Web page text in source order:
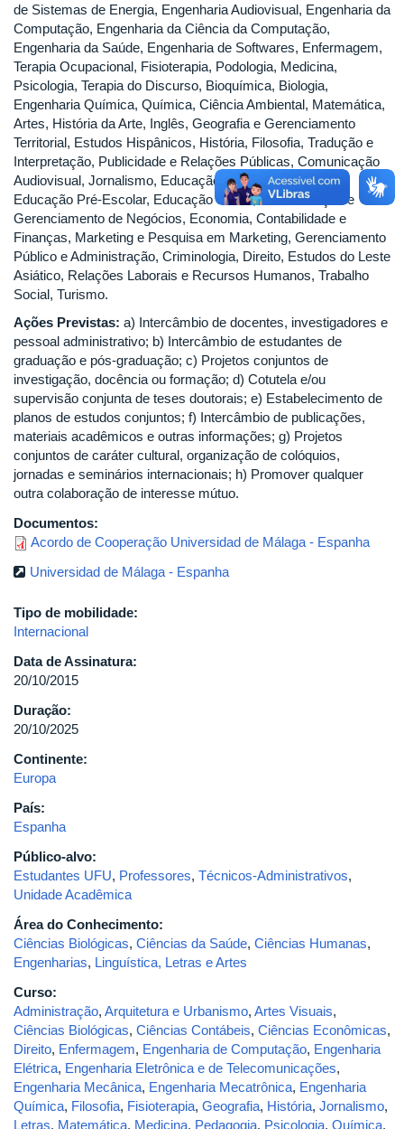
de Sistemas de Energia, Engenharia Audiovisual, Engenharia da
Computação, Engenharia da Ciência da Computação,
Engenharia da Saúde, Engenharia de Softwares, Enfermagem,
Terapia Ocupacional, Fisioterapia, Podologia, Medicina,
Psicologia, Terapia do Discurso, Bioquímica, Biologia,
Engenharia Química, Química, Ciência Ambiental, Matemática,
Artes, História da Arte, Inglês, Geografia e Gerenciamento
Territorial, Estudos Hispânicos, História, Filosofia, Tradução e
Interpretação, Publicidade e Relações Públicas, Comunicação
Audiovisual, Jornalismo, Educação Básica, Pedagogia,
Educação Pré-Escolar, Educação Social, Administração e
Gerenciamento de Negócios, Economia, Contabilidade e
Finanças, Marketing e Pesquisa em Marketing, Gerenciamento
Público e Administração, Criminologia, Direito, Estudos do Leste
Asiático, Relações Laborais e Recursos Humanos, Trabalho
Social, Turismo.
Ações Previstas: a) Intercâmbio de docentes, investigadores e
pessoal administrativo; b) Intercâmbio de estudantes de
graduação e pós-graduação; c) Projetos conjuntos de
investigação, docência ou formação; d) Cotutela e/ou
supervisão conjunta de teses doutorais; e) Estabelecimento de
planos de estudos conjuntos; f) Intercâmbio de publicações,
materiais acadêmicos e outras informações; g) Projetos
conjuntos de caráter cultural, organização de colóquios,
jornadas e seminários internacionais; h) Promover qualquer
outra colaboração de interesse mútuo.
Documentos:
Acordo de Cooperação Universidad de Málaga - Espanha
Universidad de Málaga - Espanha
Tipo de mobilidade:
Internacional
Data de Assinatura:
20/10/2015
Duração:
20/10/2025
Continente:
Europa
País:
Espanha
Público-alvo:
Estudantes UFU, Professores, Técnicos-Administrativos,
Unidade Acadêmica
Área do Conhecimento:
Ciências Biológicas, Ciências da Saúde, Ciências Humanas,
Engenharias, Linguística, Letras e Artes
Curso:
Administração, Arquitetura e Urbanismo, Artes Visuais,
Ciências Biológicas, Ciências Contábeis, Ciências Econômicas,
Direito, Enfermagem, Engenharia de Computação, Engenharia
Elétrica, Engenharia Eletrônica e de Telecomunicações,
Engenharia Mecânica, Engenharia Mecatrônica, Engenharia
Química, Filosofia, Fisioterapia, Geografia, História, Jornalismo,
Letras, Matemática, Medicina, Pedagogia, Psicologia, Química,